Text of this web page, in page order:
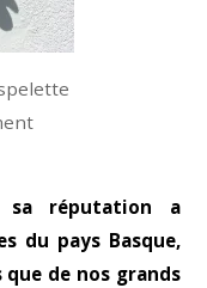
sa réputation a
du pays Basque,
de nos grands